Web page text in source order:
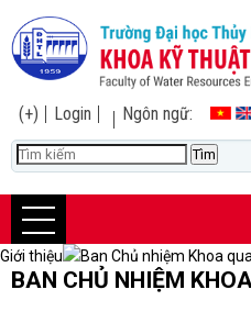
(+) Login Ngôn ngữ:
Giới thiệu Ban Chủ nhiệm Khoa
BAN CHỦ NHIỆM